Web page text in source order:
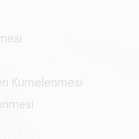
Kümelenmesi